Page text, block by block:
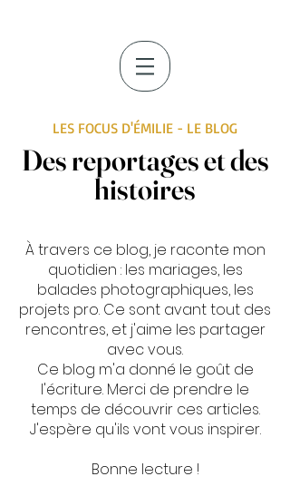
LES FOCUS D'ÉMILIE - LE BLOG
Des reportages et des
histoires
À travers ce blog, je raconte mon
quotidien : les mariages, les
balades photographiques, les
projets pro. Ce sont avant tout des
rencontres, et j'aime les partager
avec vous.
Ce blog m'a donné le goût de
l'écriture. Merci de prendre le
temps de découvrir ces articles.
J'espère qu'ils vont vous inspirer.
Bonne lecture !